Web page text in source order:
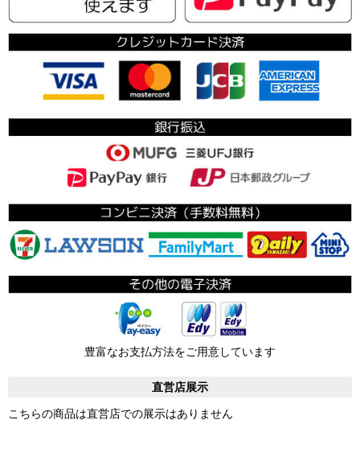
豊富なお支払方法をご用意しています
直営店展示
こちらの商品は直営店での展示はありません